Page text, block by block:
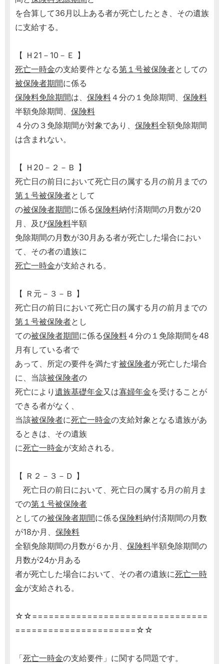
を合算して36月以上ある者が死亡したとき、その遺族
に支給する。
【 Ｈ21－10－Ｅ 】
死亡一時金の支給要件となる第１号被保険者としての
被保険者期間に係る
保険料免除期間は、 保険料４分の１免除期間、 保険料
半額免除期間、 保険料
４分の３免除期間が対象であり、 保険料全額免除期間
は含まれない。
【 Ｈ20－２－Ｂ 】
死亡日の前日において死亡日の属する月の前月までの
第１号被保険者として
の被保険者期間に係る保険料納付済期間の月数が20
月、及び保険料半額
免除期間の月数が30月ある者が死亡した場合におい
て、その者の遺族に
死亡一時金が支給される。
【 Ｒ元－３－Ｂ 】
死亡日の前日において死亡日の属する月の前月までの
第１号被保険者とし
ての被保険者期間に係る保険料４分の１免除期間を48
月有している者で
あって、所定の要件を満たす被保険者が死亡した場合
に、当該被保険者の
死亡により 遺族基礎年金又は寡婦年金を受けることが
できる者がなく、
当該被保険者に死亡一時金の支給対象となる遺族があ
るときは、その遺族
に死亡一時金が支給される。
【 Ｒ２－３－Ｄ 】
死亡日の前日において、死亡日の属する月の前月ま
での第１号被保険者
としての被保険者期間に係る保険料納付済期間の月数
が18か月、 保険料
全額免除期間の月数が６か月、 保険料半額免除期間の
月数が24か月ある
者が死亡した場合において、その者の遺族に死亡一時
金が支給される。
☆☆================================
======================☆☆
「死亡一時金の支給要件」に関する問題です。